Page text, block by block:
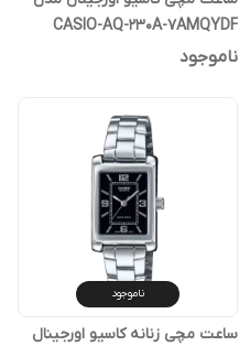
CASIO-AQ-230A-7AMQYDF
ناموجود
ناموجود
ساعت مچی زنانه کاسیو اورجینال